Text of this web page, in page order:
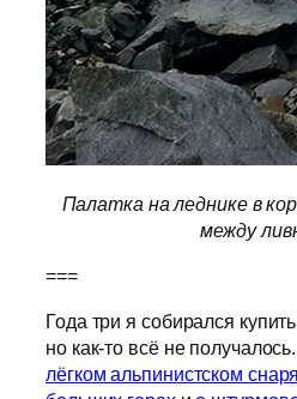
Палатка на леднике в
между
===
Года три я собирался
но как-то всё не
лёгком альпинистском